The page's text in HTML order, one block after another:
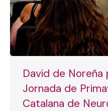
David de Noreña
Jornada de
Catalana de